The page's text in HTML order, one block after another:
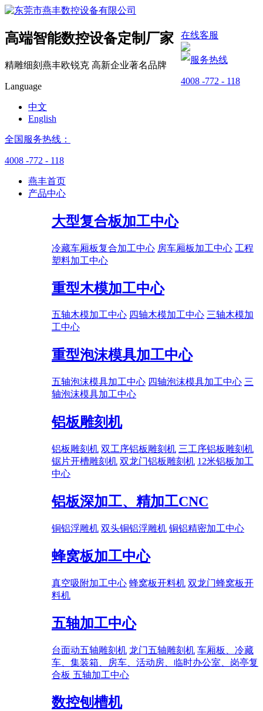
高端智能数控设备定制厂家
精雕细刻燕丰欧锐克 高新企业著名品牌
Language
中文
English
全国服务热线：
4008 -772 - 118
燕丰首页
产品中心
大型复合板加工中心
冷藏车厢板复合加工中心 房车厢板加工中心 工程
塑料加工中心
重型木模加工中心
五轴木模加工中心 四轴木模加工中心 三轴木模加
工中心
重型泡沫模具加工中心
五轴泡沫模具加工中心 四轴泡沫模具加工中心 三
轴泡沫模具加工中心
铝板雕刻机
铝板雕刻机 双工序铝板雕刻机 三工序铝板雕刻机
锯片开槽雕刻机 双龙门铝板雕刻机 12米铝板加工
中心
铝板深加工、精加工CNC
铜铝浮雕机 双头铜铝浮雕机 铜铝精密加工中心
蜂窝板加工中心
真空吸附加工中心 蜂窝板开料机 双龙门蜂窝板开
料机
五轴加工中心
台面动五轴雕刻机 龙门五轴雕刻机 车厢板、冷藏
车、集装箱、房车、活动房、临时办公室、岗亭复
合板 五轴加工中心
数控刨槽机
在线客服
服务热线
4008 -772 - 118